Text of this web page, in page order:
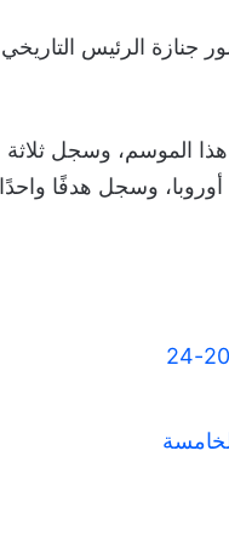
جنازة الرئيس التاريخي
مع اليوفي هذا الموسم، وسجل ثلاثة
وسجل هدفًا واحدًا